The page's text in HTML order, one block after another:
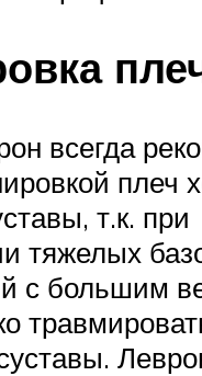
всегда
плеч
т.к. при
тяжелых
с большим